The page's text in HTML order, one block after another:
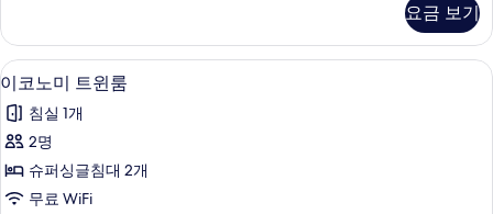
모
두
보
기
윈
룸
자
세
히
보
요금 보기
이
코
노
미
트
5
이코노미 트윈룸
침실 1개
2명
슈퍼싱글침대 2개
무료 WiFi